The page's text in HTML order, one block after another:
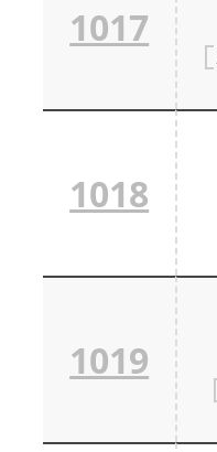
1017
1018
1019